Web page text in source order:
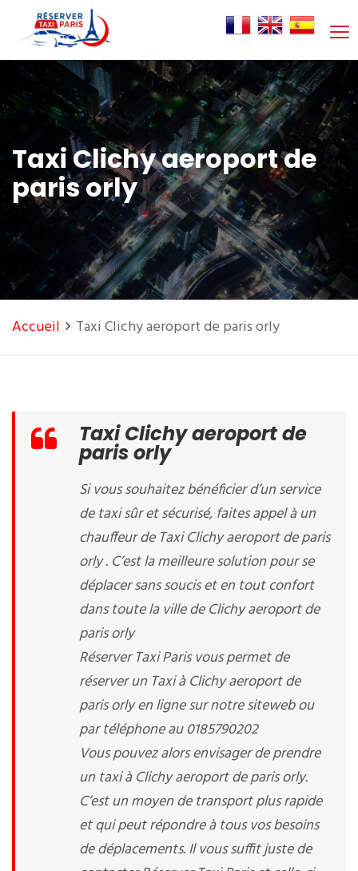
Taxi Clichy aeroport de
paris orly
Accueil Taxi Clichy aeroport de paris orly
Taxi Clichy aeroport de
paris orly
Si vous souhaitez bénéficier d’un service
de taxi sûr et sécurisé, faites appel à un
chauffeur de Taxi Clichy aeroport de paris
orly . C’est la meilleure solution pour se
déplacer sans soucis et en tout confort
dans toute la ville de Clichy aeroport de
paris orly
Réserver Taxi Paris vous permet de
réserver un Taxi à Clichy aeroport de
paris orly en ligne sur notre siteweb ou
par téléphone au 0185790202
Vous pouvez alors envisager de prendre
un taxi à Clichy aeroport de paris orly.
C’est un moyen de transport plus rapide
et qui peut répondre à tous vos besoins
de déplacements. Il vous suffit juste de